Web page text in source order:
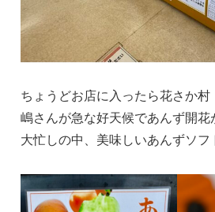
ちょうどお店に入ったら花さか
嶋さんが急な好天候であんず開花
大忙しの中、美味しいあんずソフ